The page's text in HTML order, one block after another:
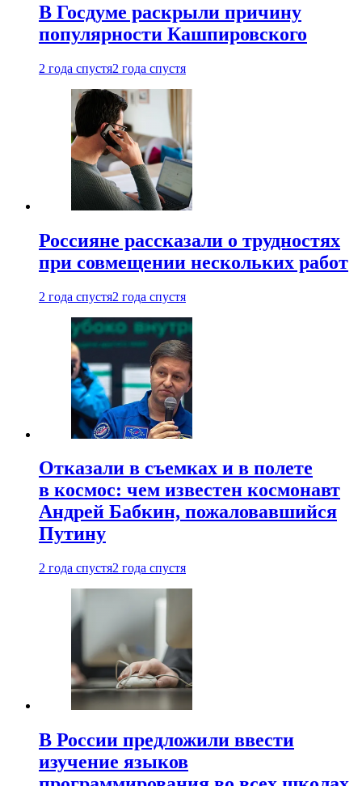
В Госдуме раскрыли причину
популярности Кашпировского
2 года спустя2 года спустя
Россияне рассказали о трудностях
при совмещении нескольких работ
2 года спустя2 года спустя
Отказали в съемках и в полете
в космос: чем известен космонавт
Андрей Бабкин, пожаловавшийся
Путину
2 года спустя2 года спустя
В России предложили ввести
изучение языков